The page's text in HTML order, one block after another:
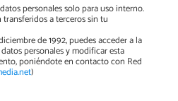
personales solo para uso interno.
a terceros sin tu
de 1992, puedes acceder a la
personales y modificar esta
poniéndote en contacto con Red
)